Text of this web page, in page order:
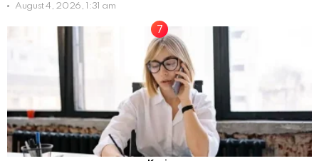
August 4, 2026, 1:31 am